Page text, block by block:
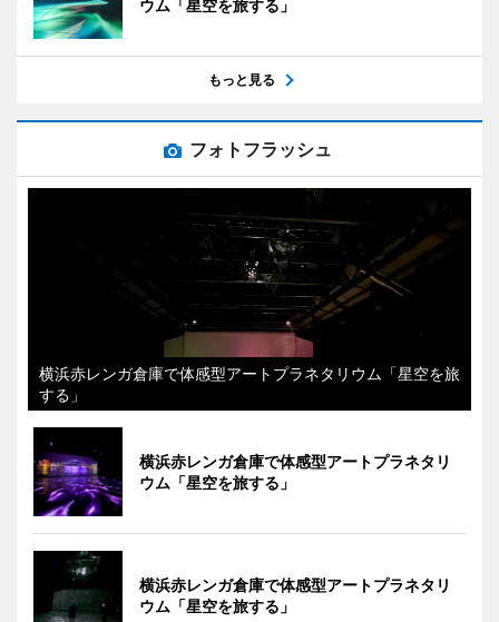
ウム「星空を旅する」
もっと見る
フォトフラッシュ
横浜赤レンガ倉庫で体感型アートプラネタリウム「星空を旅
する」
横浜赤レンガ倉庫で体感型アートプラネタリ
ウム「星空を旅する」
横浜赤レンガ倉庫で体感型アートプラネタリ
ウム「星空を旅する」